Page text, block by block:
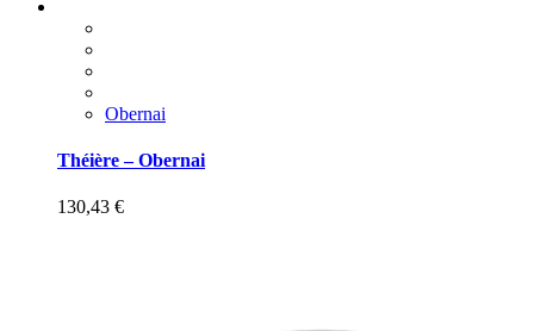
Obernai
Théière – Obernai
130,43 €